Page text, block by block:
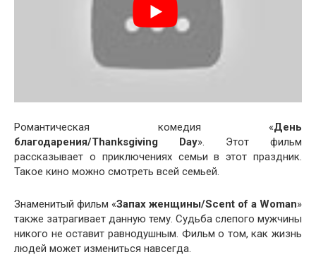
Романтическая комедия «День
благодарения/Thanksgiving Day». Этот фильм
рассказывает о приключениях семьи в этот праздник.
Такое кино можно смотреть всей семьей.
Знаменитый фильм «Запах женщины/Scent of a Woman»
также затрагивает данную тему. Судьба слепого мужчины
никого не оставит равнодушным. Фильм о том, как жизнь
людей может измениться навсегда.